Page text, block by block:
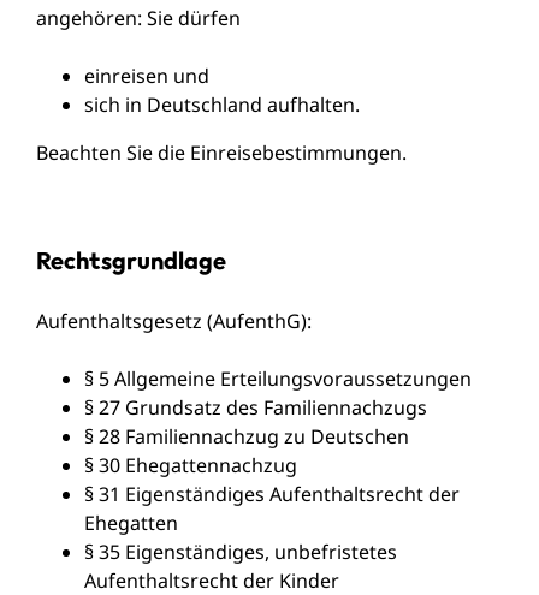
angehören: Sie dürfen
einreisen und
sich in Deutschland aufhalten.
Beachten Sie die Einreisebestimmungen.
Rechtsgrundlage
Aufenthaltsgesetz (AufenthG):
§ 5 Allgemeine Erteilungsvoraussetzungen
§ 27 Grundsatz des Familiennachzugs
§ 28 Familiennachzug zu Deutschen
§ 30 Ehegattennachzug
§ 31 Eigenständiges Aufenthaltsrecht der
Ehegatten
§ 35 Eigenständiges, unbefristetes
Aufenthaltsrecht der Kinder